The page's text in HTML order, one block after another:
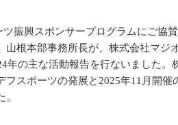
振興スポンサープログラムにご協
根本部事務所長が、株式会社マジ
年の主な活動報告を行ないました。
スポーツの発展と2025年11月開催